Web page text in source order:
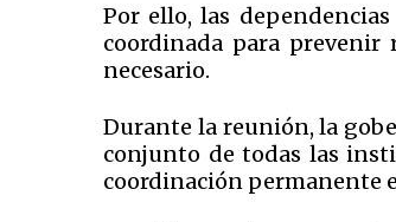
Por ello, las
coordinada para prevenir
necesario.
Durante la reunión, la
conjunto de todas las
coordinación permanente